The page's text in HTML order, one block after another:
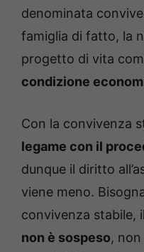
denominata
famiglia di fatto, la
progetto di vita
condizione
Con la convivenza
legame con il
dunque il diritto
viene meno.
convivenza stabile,
non è sospeso,